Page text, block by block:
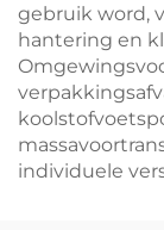
gebruik word,
hantering en
individuele